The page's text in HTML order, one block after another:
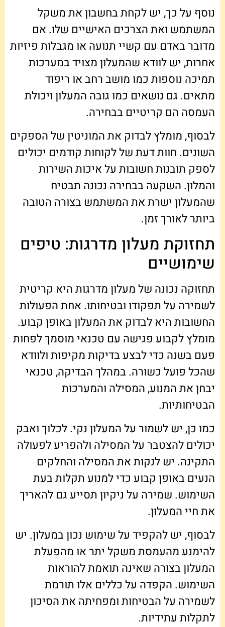
נוסף על כך, יש לקחת בחשבון את משקל
המשתמש ואת הצרכים האישיים שלו. אם
מדובר באדם עם קשיי תנועה או מגבלות פיזיות
אחרות, יש לוודא שהמעלון מצויד במערכות
תמיכה נוספות כמו מושב רחב או ריפוד
מתאים. גם נושאים כמו גובה המעלון ויכולת
העמסה הם קריטיים בבחירה.
לבסוף, מומלץ לבדוק את המוניטין של הספקים
השונים. חוות דעת של לקוחות קודמים יכולים
לספק תובנות חשובות על איכות השירות
והמלון. השקעה בבחירה נכונה תבטיח
שהמעלון ישרת את המשתמש בצורה הטובה
ביותר לאורך זמן.
תחזוקת מעלון מדרגות: טיפים
שימושיים
תחזוקה נכונה של מעלון מדרגות היא קריטית
לשמירה על תפקודו ובטיחותו. אחת הפעולות
החשובות היא לבדוק את המעלון באופן קבוע.
מומלץ לקבוע פגישה עם טכנאי מוסמך לפחות
פעם בשנה כדי לבצע בדיקות מקיפות ולוודא
שהכל פועל כשורה. במהלך הבדיקה, טכנאי
יבחן את המנוע, המסילה והמערכות
הבטיחותיות.
כמו כן, יש לשמור על המעלון נקי. לכלוך ואבק
יכולים להצטבר על המסילה ולהפריע לפעולה
התקינה. יש לנקות את המסילה והחלקים
הנעים באופן קבוע כדי למנוע תקלות בעת
השימוש. שמירה על ניקיון תסייע גם להאריך
את חיי המעלון.
לבסוף, יש להקפיד על שימוש נכון במעלון. יש
להימנע מהעמסת משקל יתר או מהפעלת
המעלון בצורה שאינה תואמת להוראות
השימוש. הקפדה על כללים אלו תורמת
לשמירה על הבטיחות ומפחיתה את הסיכון
לתקלות עתידיות.